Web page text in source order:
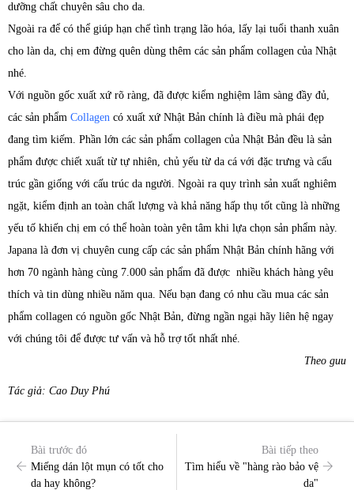
dưỡng chất chuyên sâu cho da.
Ngoài ra để có thể giúp hạn chế tình trạng lão hóa, lấy lại tuổi thanh xuân
cho làn da, chị em đừng quên dùng thêm các sản phẩm collagen của Nhật
nhé.
Với nguồn gốc xuất xứ rõ ràng, đã được kiểm nghiệm lâm sàng đầy đủ,
các sản phẩm Collagen có xuất xứ Nhật Bản chính là điều mà phái đẹp
đang tìm kiếm. Phần lớn các sản phẩm collagen của Nhật Bản đều là sản
phẩm được chiết xuất từ tự nhiên, chủ yếu từ da cá với đặc trưng và cấu
trúc gần giống với cấu trúc da người. Ngoài ra quy trình sản xuất nghiêm
ngặt, kiểm định an toàn chất lượng và khả năng hấp thụ tốt cũng là những
yếu tố khiến chị em có thể hoàn toàn yên tâm khi lựa chọn sản phẩm này.
Japana là đơn vị chuyên cung cấp các sản phẩm Nhật Bản chính hãng với
hơn 70 ngành hàng cùng 7.000 sản phẩm đã được nhiều khách hàng yêu
thích và tin dùng nhiều năm qua. Nếu bạn đang có nhu cầu mua các sản
phẩm collagen có nguồn gốc Nhật Bản, đừng ngần ngại hãy liên hệ ngay
với chúng tôi để được tư vấn và hỗ trợ tốt nhất nhé.
Theo guu
Tác giả: Cao Duy Phú
Bài trước đó
Miếng dán lột mụn có tốt cho
da hay không?
Bài tiếp theo
Tìm hiểu về "hàng rào bảo vệ
da"